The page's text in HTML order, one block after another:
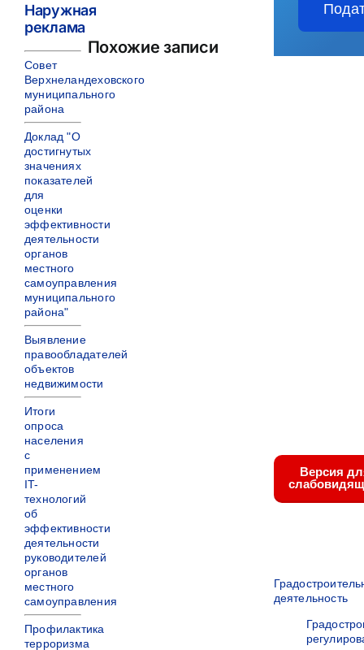
Похожие записи
Наружная
реклама
Совет
Верхнеландеховского
муниципального
района
Доклад "О
достигнутых
значениях
показателей
для
оценки
эффективности
деятельности
органов
местного
самоуправления
муниципального
района"
Выявление
правообладателей
объектов
недвижимости
Итоги
опроса
населения
с
применением
IT-
технологий
об
эффективности
деятельности
руководителей
органов
местного
самоуправления
Профилактика
терроризма
Версия
деятельность